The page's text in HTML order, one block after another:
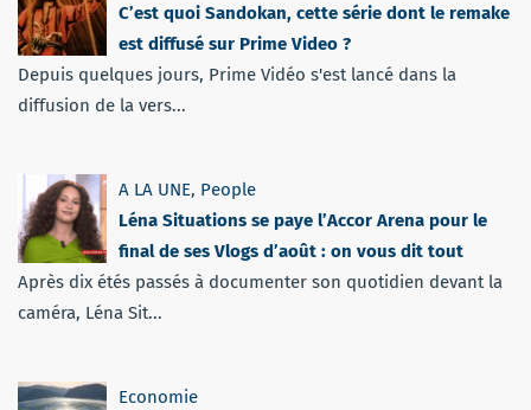
C’est quoi Sandokan, cette série dont le remake
est diffusé sur Prime Video ?
Depuis quelques jours, Prime Vidéo s'est lancé dans la
diffusion de la vers...
A LA UNE, People
Léna Situations se paye l’Accor Arena pour le
final de ses Vlogs d’août : on vous dit tout
Après dix étés passés à documenter son quotidien devant la
caméra, Léna Sit...
Economie